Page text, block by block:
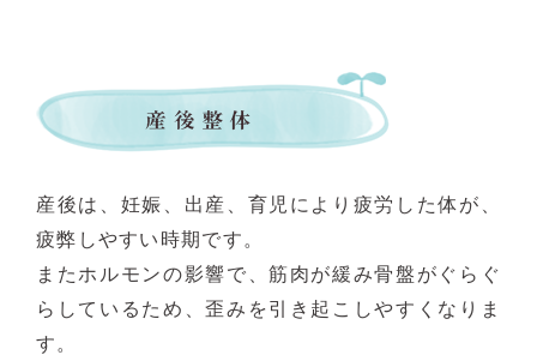
産後は、妊娠、出産、育児により疲労した体が、
疲弊しやすい時期です。
またホルモンの影響で、筋肉が緩み骨盤がぐらぐ
らしているため、歪みを引き起こしやすくなりま
す。